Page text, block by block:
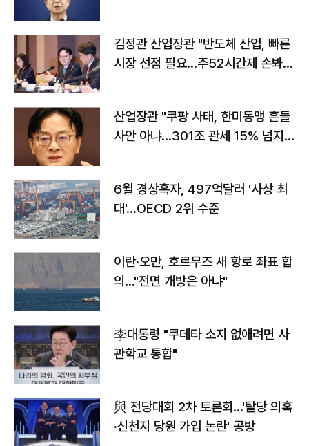
김정관 산업장관 "반도체 산업, 빠른
시장 선점 필요…주52시간제 손봐
산업장관 "쿠팡 사태, 한미동맹 흔들
사안 아냐…301조 관세 15% 넘지
6월 경상흑자, 497억달러 '사상 최
대'…OECD 2위 수준
이란·오만, 호르무즈 새 항로 좌표 합
의…"전면 개방은 아냐"
李대통령 "쿠데타 소지 없애려면 사
관학교 통합"
與 전당대회 2차 토론회…'탈당 의혹
·신천지 당원 가입 논란' 공방